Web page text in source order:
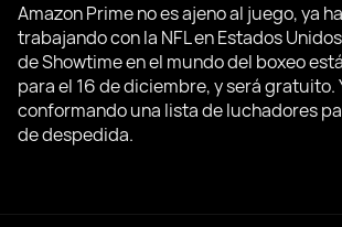
Amazon Prime no es ajeno al juego, ya
trabajando con la NFL en Estados
de Showtime en el mundo del boxeo
para el 16 de diciembre, y será gratuito.
conformando una lista de luchadores
de despedida.